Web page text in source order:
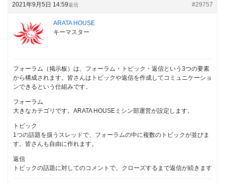
2021年9月5日 14:59 #29757
返信
ARATA HOUSE
キーマスター
フォーラム（掲示板）は、フォーラム・トピック・返信という3つの要素
から構成されます。皆さんはトピックや返信を作成してコミュニケーショ
ンできるという仕組みです。
フォーラム
大きなカテゴリです。ARATA HOUSEミシン部運営が設定します。
トピック
1つの話題を扱うスレッドで、フォーラムの中に複数のトピックが並びま
す。皆さんも自由に作れます。
返信
トピックの話題に対してのコメントで、クローズするまで返信が続きます